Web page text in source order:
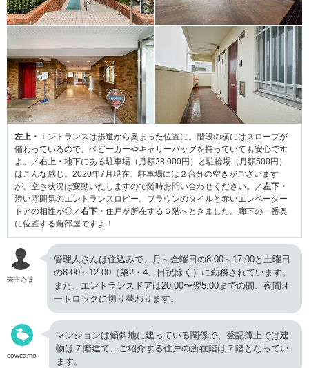
左上・ エントランスは歩道から奥まった位置に。階段の横にはスロープが
備わっているので、ベビーカーやキャリーバッグを持っていても安心です
よ。／右上・ 地下にある駐車場（月額28,000円）と駐輪場（月額500円）
はこんな感じ。2020年7月現在、駐車場には２台分の空きがございます
が、空き状況は変動いたしますので随時お問い合わせください。／左下・
渋い雰囲気のエントランスロビー。ブラウンのタイルと赤いエレベーター
ドアの相性が◎／右下・ 住戸が所在する６階へときました。廊下の一番奥
に位置する角部屋ですよ！
売主さま
管理人さんは住込みで、月～金曜日の8:00～17:00と土曜日
の8:00～12:00（第2・4、日祝除く）に勤務されています。
また、エントランスドアは20:00〜翌5:00までの間、夜間オ
ートロックに切り替わります。
cowcamo
マンションは傾斜地に建っている関係で、登記簿上では建
物は７階建て、ご紹介する住戸の所在階は７階となってい
ます。